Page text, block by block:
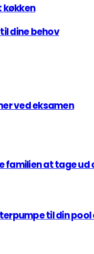
køkken
dine behov
ved eksamen
familien at tage ud
til din pool